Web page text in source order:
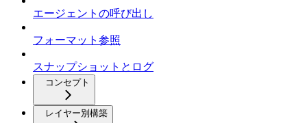
エージェントの呼び出し
フォーマット参照
スナップショットとログ
コンセプト
レイヤー別構築